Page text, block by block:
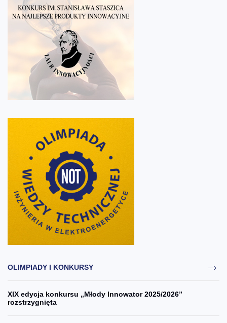
OLIMPIADY I KONKURSY
XIX edycja konkursu „Młody Innowator 2025/2026”
rozstrzygnięta